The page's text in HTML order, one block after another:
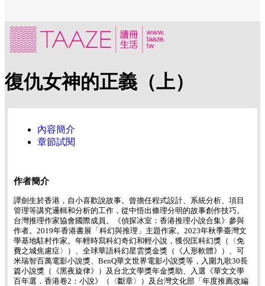
復仇女神的正義（上）
內容簡介
章節試閱
作者簡介
譚劍生於香港，自小喜歡說故事。曾擔任程式設計、系統分析、項目
管理等講究邏輯和分析的工作，從中悟出條理分明的故事創作技巧。
台灣推理作家協會國際成員。《偵探冰室：香港推理小說合集》參與
作者。2019年香港書展「科幻與推理」主題作家。2023年秋季臺灣文
學基地駐村作家。年輕時寫科幻奇幻和輕小說，獲倪匡科幻獎（〈免
費之城焦慮症〉）、全球華語科幻星雲獎金獎（《人形軟體》）、可
米瑞智百萬電影小說獎、BenQ華文世界電影小說獎等，入圍九歌30長
篇小說獎（《黑夜旋侓》）及台北文學獎年金獎助、入選《華文文學
百年選．香港卷2：小說》（〈斷章〉）及台灣文化部「年度推薦改編